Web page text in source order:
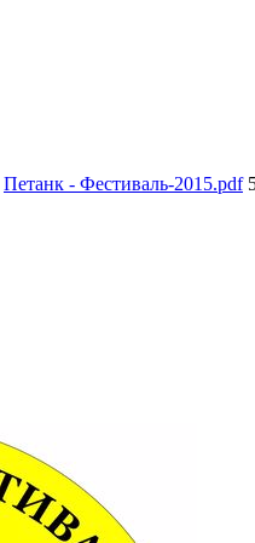
Петанк - Фестиваль-2015.pdf